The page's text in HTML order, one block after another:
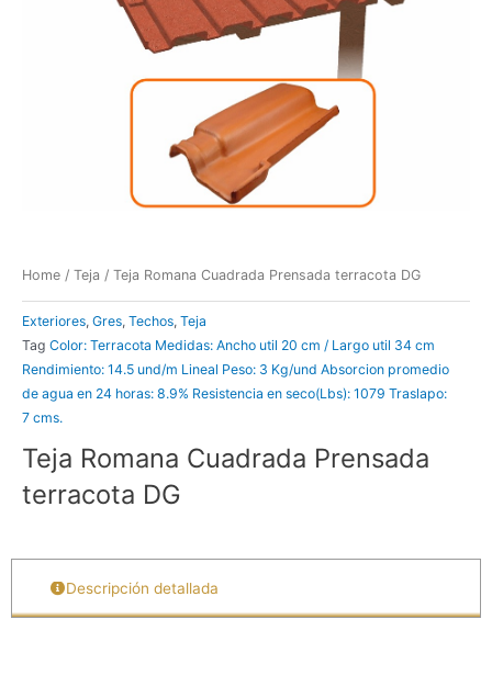
Home / Teja / Teja Romana Cuadrada Prensada terracota DG
Exteriores, Gres, Techos, Teja
Tag Color: Terracota Medidas: Ancho util 20 cm / Largo util 34 cm
Rendimiento: 14.5 und/m Lineal Peso: 3 Kg/und Absorcion promedio
de agua en 24 horas: 8.9% Resistencia en seco(Lbs): 1079 Traslapo:
7 cms.
Teja Romana Cuadrada Prensada
terracota DG
Descripción detallada